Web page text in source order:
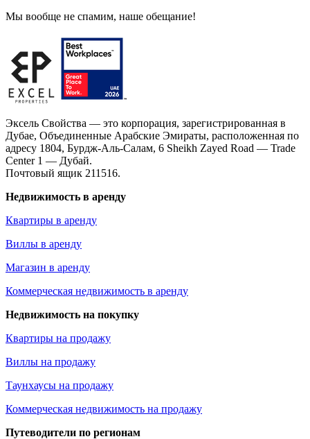
Мы вообще не спамим, наше обещание!
Эксель Свойства — это корпорация, зарегистрированная в
Дубае, Объединенные Арабские Эмираты, расположенная по
адресу 1804, Бурдж-Аль-Салам, 6 Sheikh Zayed Road — Trade
Center 1 — Дубай.
Почтовый ящик 211516.
Недвижимость в аренду
Квартиры в аренду
Виллы в аренду
Магазин в аренду
Коммерческая недвижимость в аренду
Недвижимость на покупку
Квартиры на продажу
Виллы на продажу
Таунхаусы на продажу
Коммерческая недвижимость на продажу
Путеводители по регионам